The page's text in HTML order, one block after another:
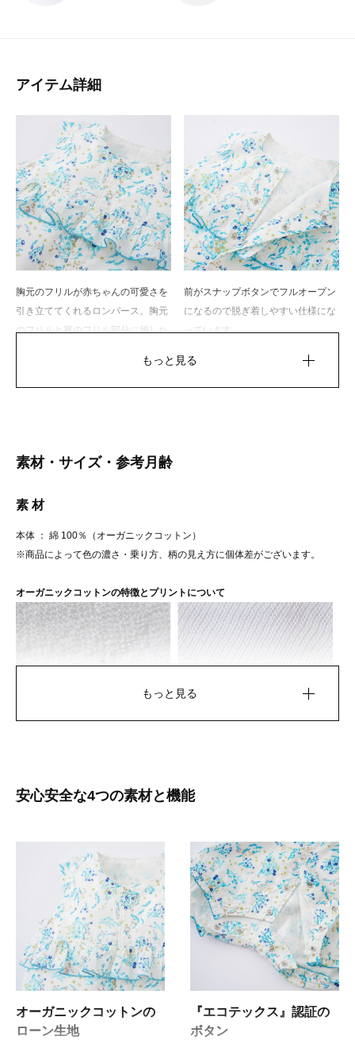
アイテム詳細
胸元のフリルが赤ちゃんの可愛さを
引き立ててくれるロンパース。胸元
のフリルと裾のフリル部分に施した
前がスナップボタンでフルオープン
になるので脱ぎ着しやすい仕様にな
っています。
表の生地と同じ綿ローンの裏地付
らない仕様になっているので、着心
地が良く、透けにくいデザインで
す。
裾口は伸びが良いソフトゴムを使
着ることができます。
もっと見る
素材・サイズ・参考月齢
素 材
本体 ： 綿 100％（オーガニックコットン）
※商品によって色の濃さ・乗り方、柄の見え方に個体差がございます。
オーガニックコットンの特徴とプリントについて
稀に生地にオーガニックコットンの綿カス（綿の葉・茎・実などの枯れた部
分）や、空気中のほこり、繊維が混ざることがございます。これらはコット
いていないために残るオーガニックコットンの特徴になります。
もっと見る
安心安全な4つの素材と機能
オーガニックコットンの
ローン生地
『エコテックス』認証の
ボタン